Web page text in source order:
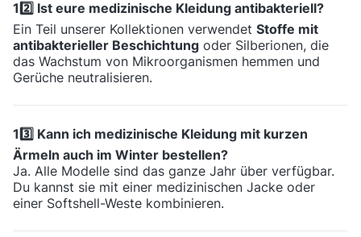
12️⃣ Ist eure medizinische Kleidung antibakteriell?
Ein Teil unserer Kollektionen verwendet Stoffe mit
antibakterieller Beschichtung oder Silberionen, die
das Wachstum von Mikroorganismen hemmen und
Gerüche neutralisieren.
13️⃣ Kann ich medizinische Kleidung mit kurzen
Ärmeln auch im Winter bestellen?
Ja. Alle Modelle sind das ganze Jahr über verfügbar.
Du kannst sie mit einer medizinischen Jacke oder
einer Softshell-Weste kombinieren.